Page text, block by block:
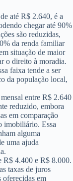
até R$ 2.640, é a
chegar até 90%
são reduzidas,
da renda familiar
situação de maior
o direito à moradia.
faixa tende a ser
da população local,
entre R$ 2.640
reduzido, embora
em comparação
imobiliário. Essa
alguma
uma ajuda
R$ 4.400 e R$ 8.000.
taxas de juros
oferecidas em